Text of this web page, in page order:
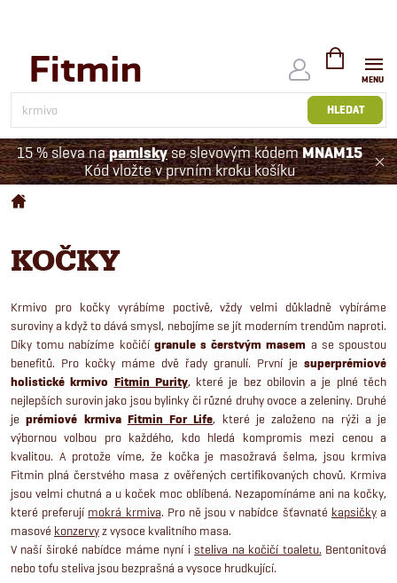
HLEDAT
NÁKUPNÍ
KOŠÍK
15 % sleva napamlskyse slevovým kódemMNAM15
Kód vložte v prvním kroku košíku
Domů
KOČKY
Krmivo pro kočky vyrábíme poctivě, vždy velmi důkladně vybíráme
suroviny a když to dává smysl, nebojíme se jít moderním trendům naproti.
Díky tomu nabízíme kočičí granule s čerstvým masem a se spoustou
benefitů. Pro kočky máme dvě řady granulí. První je superprémiové
holistické krmivo Fitmin Purity, které je bez obilovin a je plné těch
nejlepších surovin jako jsou bylinky či různé druhy ovoce a zeleniny. Druhé
jeprémiové krmiva Fitmin For Life, které je založeno na rýži a je
výbornou volbou pro každého, kdo hledá kompromis mezi cenou a
kvalitou. A protože víme, že kočka je masožravá šelma, jsou krmiva
Fitmin plná čerstvého masa z ověřených certifikovaných chovů. Krmiva
jsou velmi chutná a u koček moc oblíbená. Nezapomínáme ani na kočky,
které preferují mokrá krmiva. Pro ně jsou v nabídce šťavnaté kapsičkya
masové konzervyz vysoce kvalitního masa.
V naší široké nabídce máme nyní isteliva na kočičí toaletu. Bentonitová
nebo tofu steliva jsou bezprašná a vysoce hrudkující.